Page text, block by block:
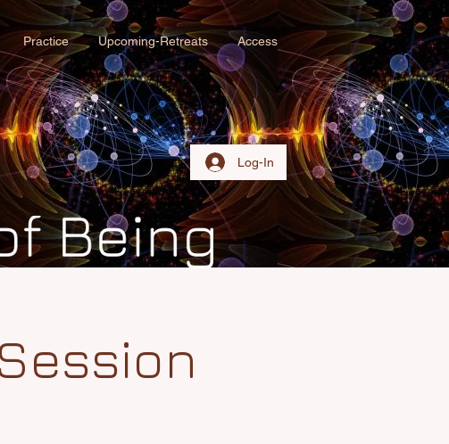
Log-In
Practice Upcoming-Retreats Access